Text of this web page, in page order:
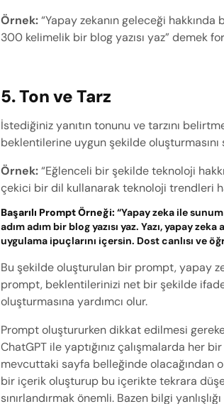
Örnek: “Yapay zekanın geleceği hakkında
300 kelimelik bir blog yazısı yaz” demek
5. Ton ve Tarz
İstediğiniz yanıtın tonunu ve tarzını
beklentilerine uygun şekilde oluşturmasını
Örnek: “Eğlenceli bir şekilde teknoloji
çekici bir dil kullanarak teknoloji trendleri
Başarılı Prompt Örneği: “Yapay zeka ile
adım adım bir blog yazısı yaz. Yazı, yapay
uygulama ipuçlarını içersin. Dost canlısı ve
Bu şekilde oluşturulan bir prompt, yapay
prompt, beklentilerinizi net bir şekilde
oluşturmasına yardımcı olur.
Prompt oluştururken dikkat edilmesi
ChatGPT ile yaptığınız çalışmalarda her
mevcuttaki sayfa belleğinde olacağından
bir içerik oluşturup bu içerikte tekrara
sınırlandırmak önemli. Bazen bilgi